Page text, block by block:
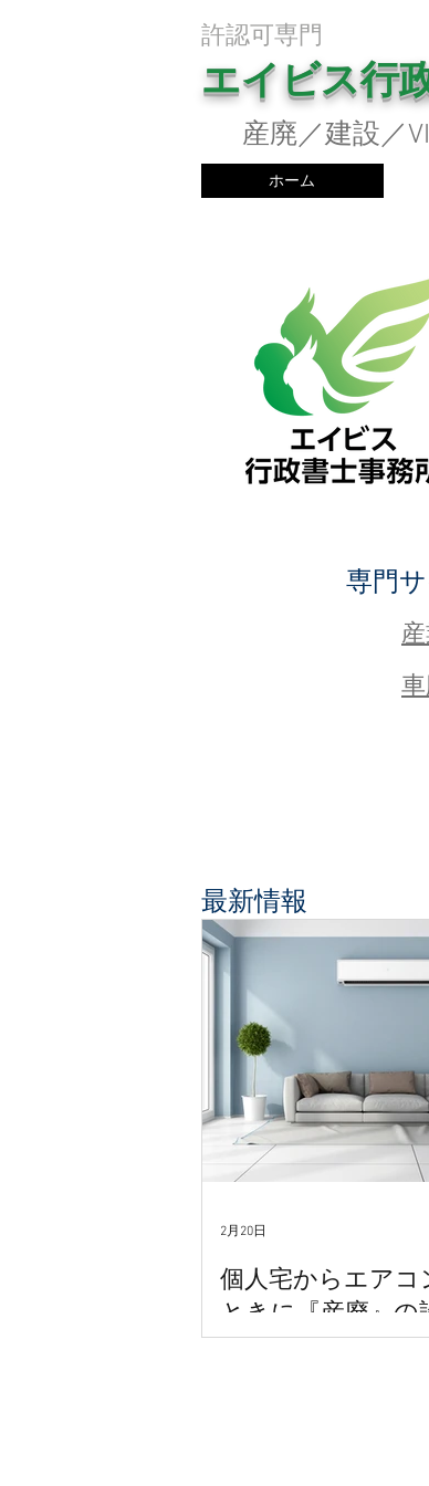
​許認可専門
エイビス行
産廃／建設／
ホーム
専門
​最新情報
個人宅からエアコ
ときに『産廃』の
か？
エアコンの入替工事や撤
2月20日